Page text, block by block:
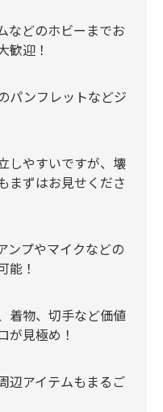
などのホビーまでお
歓迎！
パンフレットなどジ
しやすいですが、壊
まずはお見せくださ
ンプやマイクなどの
能！
着物、切手など価値
が見極め！
辺アイテムもまるご